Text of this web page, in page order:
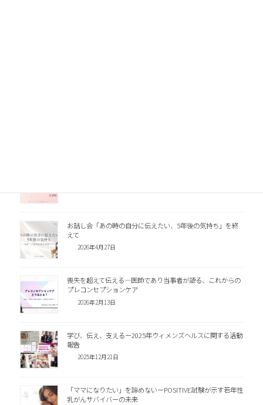
お話し会「あの時の自分に伝えたい、5年後の気持ち」を終
えて
2026年4月27日
喪失を超えて伝える―医師であり当事者が語る、これからの
プレコンセプションケア
2026年2月13日
学び、伝え、支えるー2025年ウィメンズヘルスに関する活動
報告
2025年12月21日
「ママになりたい」を諦めないーPOSITIVE試験が示す若年性
乳がんサバイバーの未来